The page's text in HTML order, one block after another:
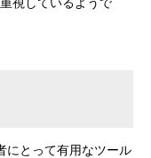
視しているようで
にとって有用なツール